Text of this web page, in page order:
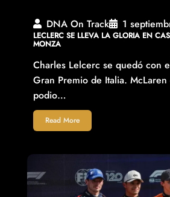
DNA On Track 1
LECLERC SE LLEVA LA GLORIA EN
MONZA
Charles Lelcerc se quedó con
Gran Premio de Italia.
podio…
Read More